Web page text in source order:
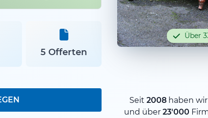
5 Offerten
Über
Seit 2008haben
und über 23'000